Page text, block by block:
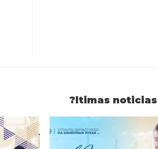
?ltimas noticias